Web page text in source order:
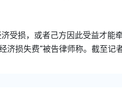
受损，或者己方因此受益才能
损失费”被告律师称。截至记